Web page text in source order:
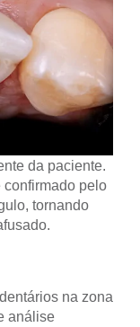
da paciente.
confirmado pelo
tornando
na zona
análise